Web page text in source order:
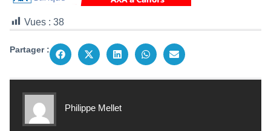
Vues : 38
Partager :
Philippe Mellet